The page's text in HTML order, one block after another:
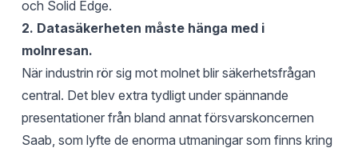
och Solid Edge.
2. Datasäkerheten måste hänga med i
molnresan.
När industrin rör sig mot molnet blir säkerhetsfrågan
central. Det blev extra tydligt under spännande
presentationer från bland annat försvarskoncernen
Saab, som lyfte de enorma utmaningar som finns kring